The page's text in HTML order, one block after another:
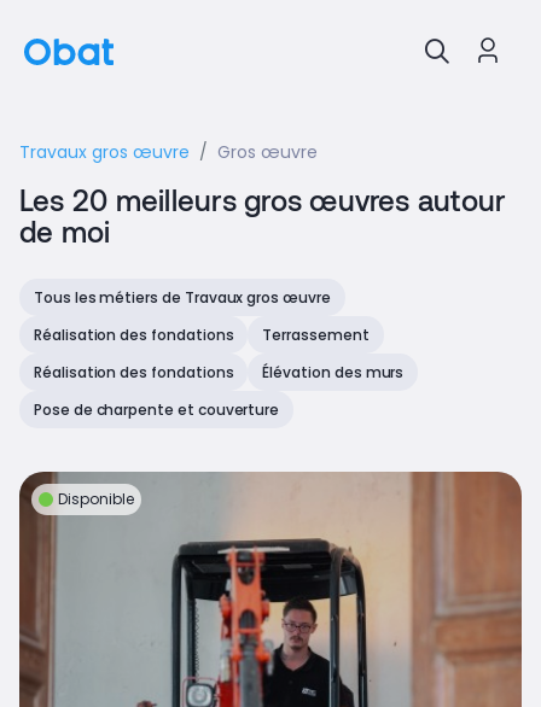
Travaux gros œuvre Gros œuvre
Les 20 meilleurs gros œuvres autour
de moi
Tous les métiers de Travaux gros œuvre
Réalisation des fondations
Terrassement
Réalisation des fondations
Élévation des murs
Pose de charpente et couverture
Disponible